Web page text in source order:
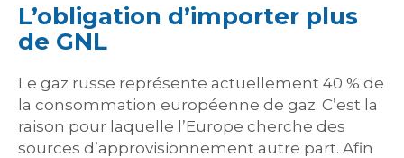
L’obligation d’importer plus
de GNL
Le gaz russe représente actuellement 40 % de
la consommation européenne de gaz. C’est la
raison pour laquelle l’Europe cherche des
sources d’approvisionnement autre part. Afin